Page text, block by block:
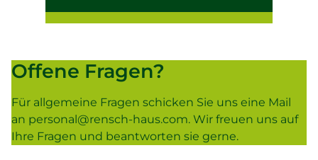
Offene Fragen?
Für allgemeine Fragen schicken Sie uns eine Mail
an personal@rensch-haus.com. Wir freuen uns auf
Ihre Fragen und beantworten sie gerne.